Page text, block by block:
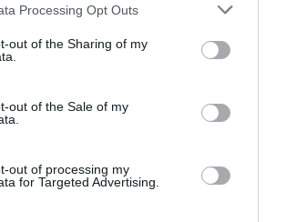
Processing Opt Outs
out of the Sharing of my
out of the Sale of my
out of processing my
for Targeted Advertising.
del nuevo equipamiento.
Sanidad
tiene previsto dotar las
el mobiliario necesario a lo largo del
Hasta entonces, el espacio ya es
trabaja coordinado con el
es que la infraestructura está
y lista para ser dotada con nuevo